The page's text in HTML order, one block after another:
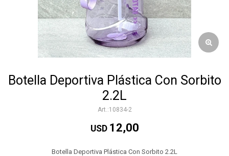
Botella Deportiva Plástica Con Sorbito
2.2L
10834-2
USD 12,00
Botella Deportiva Plástica Con Sorbito 2.2L